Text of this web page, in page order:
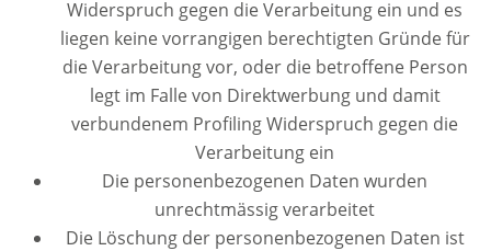
Widerspruch gegen die Verarbeitung ein und es
liegen keine vorrangigen berechtigten Gründe für
die Verarbeitung vor, oder die betroffene Person
legt im Falle von Direktwerbung und damit
verbundenem Profiling Widerspruch gegen die
Verarbeitung ein
Die personenbezogenen Daten wurden
unrechtmässig verarbeitet
Die Löschung der personenbezogenen Daten ist